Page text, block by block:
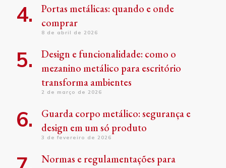
Portas metálicas: quando e onde
comprar
8 de abril de 2026
Design e funcionalidade: como o
mezanino metálico para escritório
transforma ambientes
2 de março de 2026
Guarda corpo metálico: segurança e
design em um só produto
3 de fevereiro de 2026
Normas e regulamentações para